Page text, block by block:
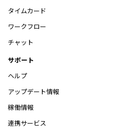
タイムカード
ワークフロー
チャット
サポート
ヘルプ
アップデート情報
稼働情報
連携サービス